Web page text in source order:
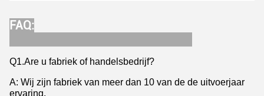
FAQ:
Q1.Are u fabriek of handelsbedrijf?
A: Wij zijn fabriek van meer dan 10 van de de uitvoerjaar
ervaring.